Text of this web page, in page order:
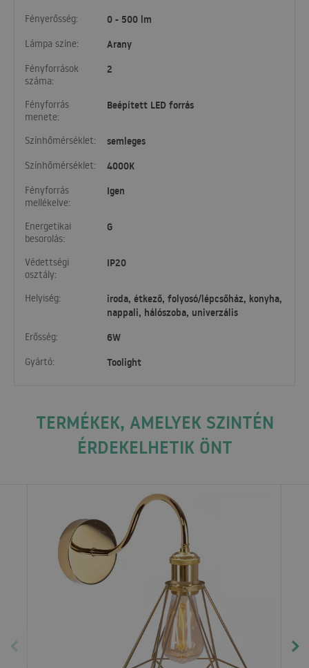
Fényerősség: 0 - 500 lm
Lámpa színe: Arany
Fényforrások
száma:
2
Fényforrás
menete:
Beépített LED forrás
Színhőmérséklet: semleges
Színhőmérséklet: 4000K
Fényforrás
mellékelve:
Igen
Energetikai
besorolás:
G
Védettségi
osztály:
IP20
Helyiség:
iroda, étkező, folyosó/lépcsőház, konyha,
nappali, hálószoba, univerzális
Erősség: 6W
Gyártó: Toolight
TERMÉKEK, AMELYEK SZINTÉN
ÉRDEKELHETIK ÖNT